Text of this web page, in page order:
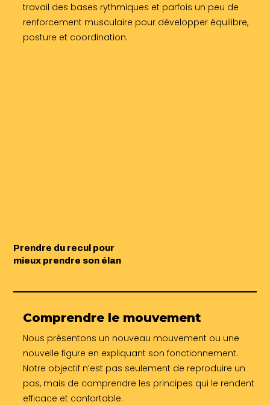
travail des bases rythmiques et parfois un peu de
renforcement musculaire pour développer équilibre,
posture et coordination.
Prendre du recul pour
mieux prendre son élan
Comprendre le mouvement
Nous présentons un nouveau mouvement ou une
nouvelle figure en expliquant son fonctionnement.
Notre objectif n’est pas seulement de reproduire un
pas, mais de comprendre les principes qui le rendent
efficace et confortable.